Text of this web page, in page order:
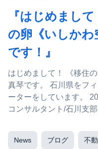
『はじめまし
の卵《いしか
です！』
はじめまして！ 《移住のプロ&times;不動産の卵》の 迫
真琴です。 石川県をフィールドに、 専ら移住コーディネ
ーターをしています。 2024年からは、 J-REC公認 不動産
コンサルタント/石川支
News ブログ 不